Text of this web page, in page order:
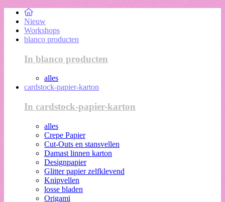
Nieuw
Workshops
blanco producten
In blanco producten
alles
cardstock-papier-karton
In cardstock-papier-karton
alles
Crepe Papier
Cut-Outs en stansvellen
Damast linnen karton
Designpapier
Glitter papier zelfklevend
Knipvellen
losse bladen
Origami